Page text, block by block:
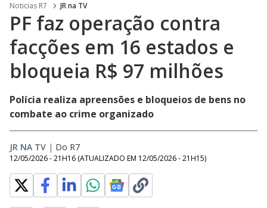
Noticias R7 JR na TV
PF faz operação contra
facções em 16 estados e
bloqueia R$ 97 milhões
Polícia realiza apreensões e bloqueios de bens no
combate ao crime organizado
JR NA TV | Do R7
12/05/2026 - 21H16 (ATUALIZADO EM 12/05/2026 - 21H15)